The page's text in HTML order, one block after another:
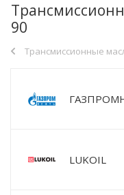
90
Трансмиссионные
LUKOIL